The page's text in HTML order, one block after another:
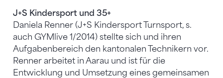
J+S Kindersport und 35+
Daniela Renner (J+S Kindersport Turnsport, s.
auch GYMlive 1/2014) stellte sich und ihren
Aufgabenbereich den kantonalen Technikern vor.
Renner arbeitet in Aarau und ist für die
Entwicklung und Umsetzung eines gemeinsamen